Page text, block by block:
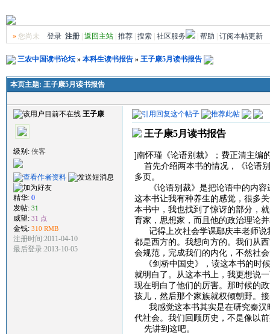
»您尚未 登录 注册| 返回主站| 推荐| 搜索| 社区服务 | 帮助 订阅本帖更新
三农中国读书论坛» 本科生读书报告» 王子康5月读书报告
本页主题: 王子康5月读书报告
王子康
级别: 侠客
精华: 0
发帖: 31
威望: 31 点
金钱: 310 RMB
注册时间:2011-04-10
最后登录:2013-10-05
王子康5月读书报告
]南怀瑾《论语别裁》；费正清主编
首先介绍两本书的情况，《论语
多页。
《论语别裁》是把论语中的内容
这本书让我有种养生的感觉，很多
本书中，我也找到了惊讶的部分，
育家，思想家，而且他的政治理论
记得上次社会学课鄢庆丰老师说
都是西方的。我想向方的。我们从
会规范，完成我们的内化，不然社
《剑桥中国史》，读这本书的时
就明白了。从这本书上，我更想说
现在明白了他们的厉害。那时候的
孩儿，然后那个家族就权倾朝野。
我感觉这本书其实是在研究秦汉
代社会。我们回顾历史，不是像以
先讲到这吧。